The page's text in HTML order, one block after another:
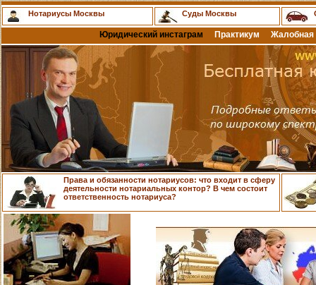
Нотариусы Москвы Суды Москвы
Юридический инстаграм Практикум Жалобная
Права и обязанности нотариусов: что входит в сферу
деятельности нотариальных контор? В чем состоит
ответственность нотариуса?